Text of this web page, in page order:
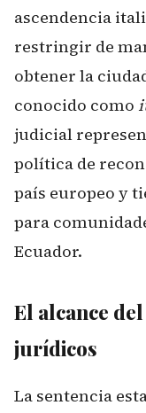
ascendencia
restringir de
obtener la
conocido como
judicial
política de
país europeo y
para
Ecuador.
El alcance
jurídicos
La sentencia